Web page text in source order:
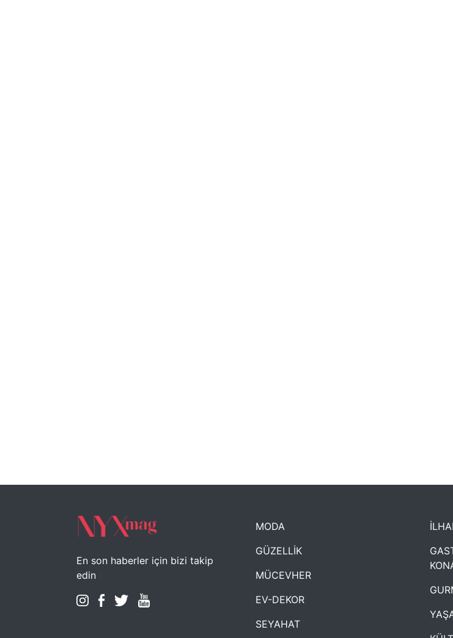
En son haberler için bizi takip
edin
MODA
GÜZELLİK
MÜCEVHER
EV-DEKOR
SEYAHAT